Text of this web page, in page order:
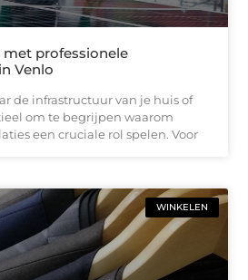
professionele
Venlo
de infrastructuur van je huis of
om te begrijpen waarom
een cruciale rol spelen. Voor
WINKELEN